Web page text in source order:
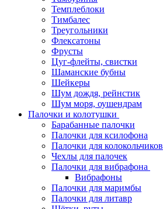
Темплеблоки
Тимбалес
Треугольники
Флексатоны
Фрусты
Цуг-флейты, свистки
Шаманские бубны
Шейкеры
Шум дождя, рейнстик
Шум моря, оушендрам
Палочки и колотушки
Барабанные палочки
Палочки для ксилофона
Палочки для колокольчиков
Чехлы для палочек
Палочки для вибрафона
Вибрафоны
Палочки для маримбы
Палочки для литавр